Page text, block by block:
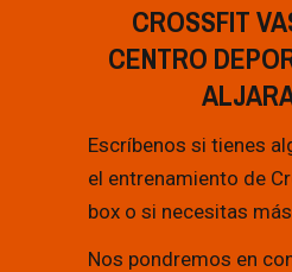
CROSSFIT
CENTRO
Escríbenos si tienes
el entrenamiento de
box o si necesitas
Nos pondremos en